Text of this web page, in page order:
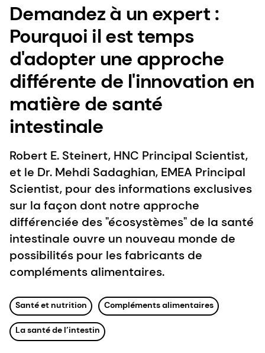
Demandez à un expert :
Pourquoi il est temps
d'adopter une approche
différente de l'innovation en
matière de santé
intestinale
Robert E. Steinert, HNC Principal Scientist,
et le Dr. Mehdi Sadaghian, EMEA Principal
Scientist, pour des informations exclusives
sur la façon dont notre approche
différenciée des "écosystèmes" de la santé
intestinale ouvre un nouveau monde de
possibilités pour les fabricants de
compléments alimentaires.
Santé et nutrition Compléments alimentaires
La santé de l’intestin